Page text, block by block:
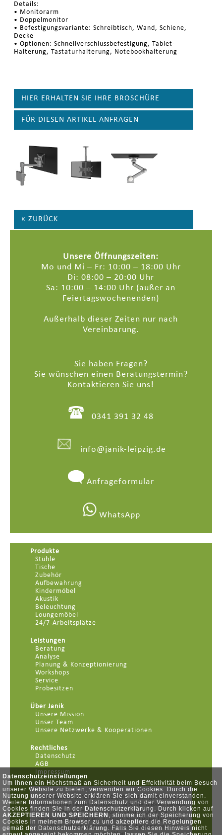
Datenschutzeinstellungen
Um Ihnen ein Höchstmaß an Sicherheit und Effektivität beim Besuch
unserer Website zu bieten, verwenden wir Cookies. Durch die
Nutzung unserer Website erklären Sie sich damit einverstanden.
Weitere Informationen zum Datenschutz und der Verwendung von
Cookies finden Sie in der Datenschutzerklärung. Durch klicken auf
AKZEPTIEREN UND SPEICHERN , stimme ich der Speicherung von
Cookies in meinem Browser zu und akzeptiere die Regelungen
gemäß der Datenschutzerklärung. Falls Sie diesen Hinweis nicht
Details:
• Monitorarm
• Doppelmonitor
• Befestigungsvariante: Schreibtisch, Wand, Schiene,
Decke
• Optionen: Schnellverschlussbefestigung, Tablet-
Halterung, Tastaturhalterung, Notebookhalterung
HIER ERHALTEN SIE IHRE BROSCHÜRE
FÜR DIESEN ARTIKEL ANFRAGEN
« ZURÜCK
Unsere Öffnungszeiten:
Mo und Mi – Fr: 10:00 – 18:00 Uhr
Di: 08:00 – 20:00 Uhr
Sa: 10:00 – 14:00 Uhr (außer an
Feiertagswochenenden)
Außerhalb dieser Zeiten nur nach
Vereinbarung.
Sie haben Fragen?
Sie wünschen einen Beratungstermin?
Kontaktieren Sie uns!
0341 391 32 48
info@janik-leipzig.de
Anfrageformular
WhatsApp
Produkte
Stühle
Tische
Zubehör
Aufbewahrung
Kindermöbel
Akustik
Beleuchtung
Loungemöbel
24/7-Arbeitsplätze
Leistungen
Beratung
Analyse
Planung & Konzeptionierung
Workshops
Service
Probesitzen
Über Janik
Unsere Mission
Unser Team
Unsere Netzwerke & Kooperationen
Rechtliches
Datenschutz
AGB
Impressum